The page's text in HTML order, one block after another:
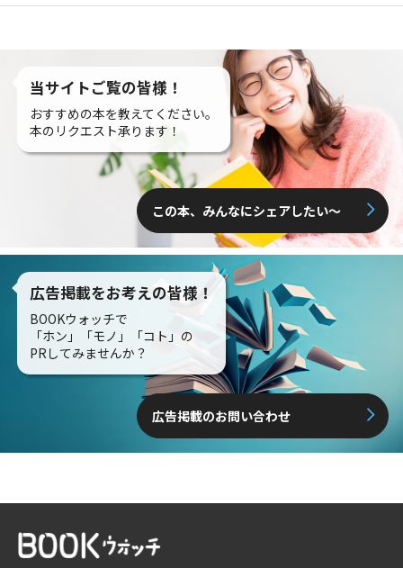
当サイトご覧の皆様！
おすすめの本を教えてください。
本のリクエスト承ります！
この本、みんなにシェアしたい〜
広告掲載をお考えの皆様！
BOOKウォッチで
「ホン」「モノ」「コト」の
PRしてみませんか？
広告掲載のお問い合わせ